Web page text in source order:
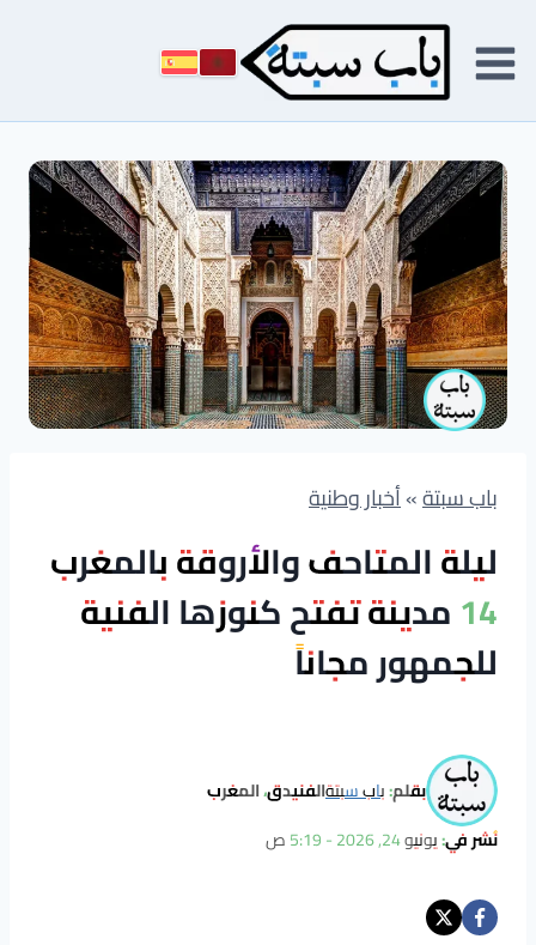
إلى
المحتوى
باب سبتة»أخبار وطنية
ليلة المتاحف والأروقة بالمغرب
14 مدينة تفتح كنوزها الفنية
للجمهور مجاناً
بقلم:باب سبتةالفنيدق، المغرب
نُشر في:يونيو 24, 2026 - 5:19 ص